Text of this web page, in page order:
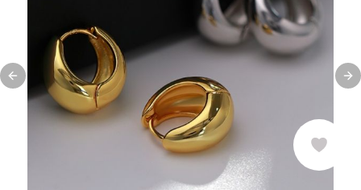
Previous slide